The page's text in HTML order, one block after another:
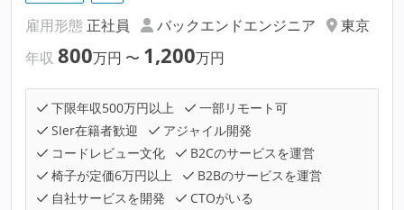
雇用形態 正社員 バックエンドエンジニア
東京
年収 800万円 〜 1,200万円
下限年収500万円以上
一部リモート可
SIer在籍者歓迎
アジャイル開発
コードレビュー文化
B2Cのサービスを運営
椅子が定価6万円以上
B2Bのサービスを運営
自社サービスを開発
CTOがいる